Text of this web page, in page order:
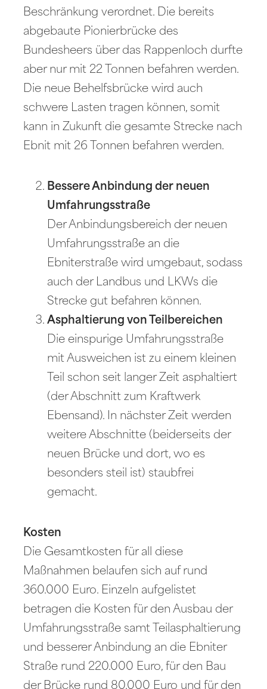
Beschränkung verordnet. Die bereits
abgebaute Pionierbrücke des
Bundesheers über das Rappenloch durfte
aber nur mit 22 Tonnen befahren werden.
Die neue Behelfsbrücke wird auch
schwere Lasten tragen können, somit
kann in Zukunft die gesamte Strecke nach
Ebnit mit 26 Tonnen befahren werden.
Bessere Anbindung der neuen
Umfahrungsstraße
Der Anbindungsbereich der neuen
Umfahrungsstraße an die
Ebniterstraße wird umgebaut, sodass
auch der Landbus und LKWs die
Strecke gut befahren können.
Asphaltierung von Teilbereichen
Die einspurige Umfahrungsstraße
mit Ausweichen ist zu einem kleinen
Teil schon seit langer Zeit asphaltiert
(der Abschnitt zum Kraftwerk
Ebensand). In nächster Zeit werden
weitere Abschnitte (beiderseits der
neuen Brücke und dort, wo es
besonders steil ist) staubfrei
gemacht.
Kosten
Die Gesamtkosten für all diese
Maßnahmen belaufen sich auf rund
360.000 Euro. Einzeln aufgelistet
betragen die Kosten für den Ausbau der
Umfahrungsstraße samt Teilasphaltierung
und besserer Anbindung an die Ebniter
Straße rund 220.000 Euro, für den Bau
der Brücke rund 80.000 Euro und für den